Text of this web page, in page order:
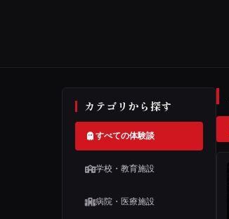
カテゴリから探す
すべての体験談
学校・教育施設
病院・医療施設